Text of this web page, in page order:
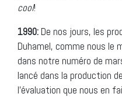
cool!
1990: De nos jours, les
Duhamel, comme nous le
dans notre numéro de
lancé dans la production
l’évaluation que nous en